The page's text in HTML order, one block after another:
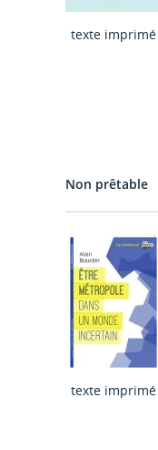
texte imprimé
Non prêtable
texte imprimé